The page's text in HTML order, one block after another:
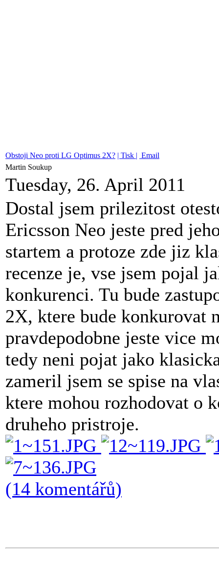
Obstoji Neo proti LG Optimus 2X? | Tisk | Email
Martin Soukup
Tuesday, 26. April 2011
Dostal jsem prilezitost
Ericsson Neo jeste pred
startem a protoze zde jiz
recenze je, vse jsem pojal
konkurenci. Tu bude
2X, ktere bude konkurovat
pravdepodobne jeste vice
tedy neni pojat jako
zameril jsem se spise na
ktere mohou rozhodovat o
druheho pristroje.
(14 komentářů)